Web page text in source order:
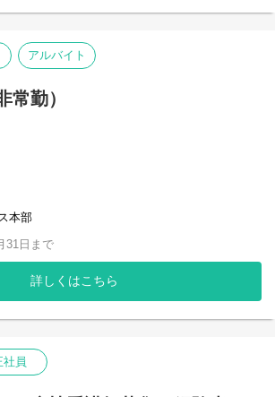
-
ム、小学校から大学のクラブ活動や地域
理解できるようになってきましたらリハビ
だくことも可能です。
れを満足させる臨床、教育、研究の環境が
員一人一人が自分自身の仕事にやりがいや
、仕事の形を作っていくことを念頭に置い
般教養
ノ宮医療大学教授）：リハビリテーション
を用いた変形性膝関節疾患における膝関節
アルバイト
常勤）
本部
31日まで
詳しくはこちら
社員